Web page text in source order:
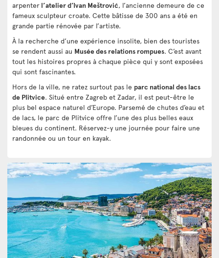
arpenter l’atelier d’Ivan Meštrović, l’ancienne demeure de ce
fameux sculpteur croate. Cette bâtisse de 300 ans a été en
grande partie rénovée par l’artiste.
À la recherche d’une expérience insolite, bien des touristes
se rendent aussi au Musée des relations rompues. C’est avant
tout les histoires propres à chaque pièce qui y sont exposées
qui sont fascinantes.
Hors de la ville, ne ratez surtout pas le parc national des lacs
de Plitvice. Situé entre Zagreb et Zadar, il est peut-être le
plus bel espace naturel d’Europe. Parsemé de chutes d’eau et
de lacs, le parc de Plitvice offre l’une des plus belles eaux
bleues du continent. Réservez-y une journée pour faire une
randonnée ou un tour en kayak.